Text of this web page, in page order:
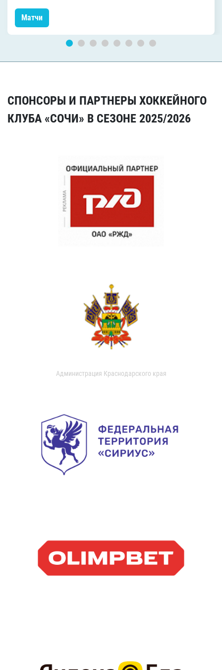
Матчи
СПОНСОРЫ И ПАРТНЕРЫ ХОККЕЙНОГО
КЛУБА «СОЧИ» В СЕЗОНЕ 2025/2026
Администрация Краснодарского края